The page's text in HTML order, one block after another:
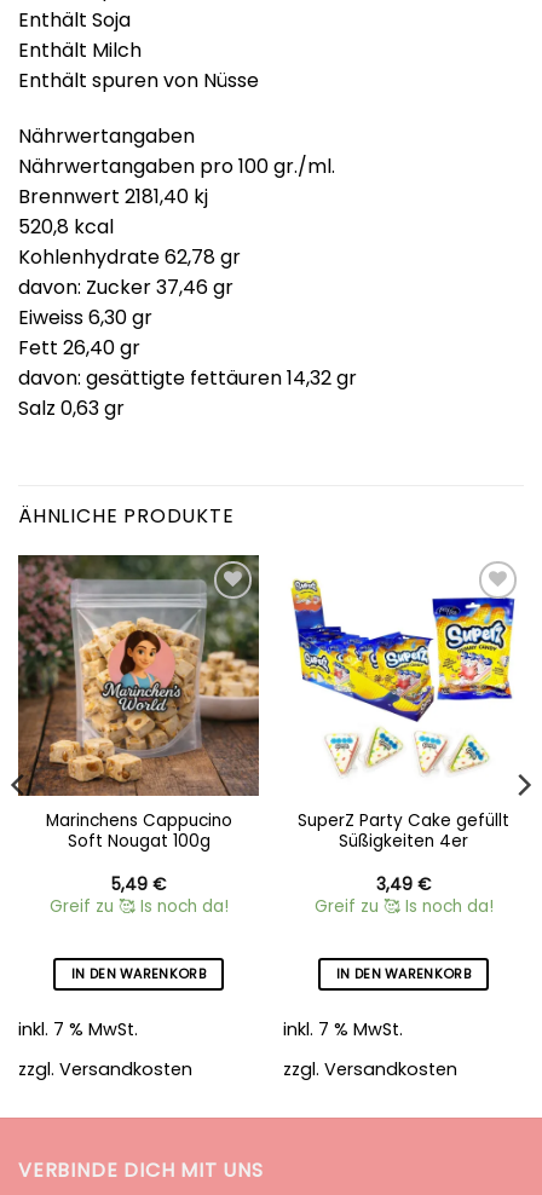
Enthält Soja
Enthält Milch
Enthält spuren von Nüsse
Nährwertangaben
Nährwertangaben pro 100 gr./ml.
Brennwert 2181,40 kj
520,8 kcal
Kohlenhydrate 62,78 gr
davon: Zucker 37,46 gr
Eiweiss 6,30 gr
Fett 26,40 gr
davon: gesättigte fettäuren 14,32 gr
Salz 0,63 gr
ÄHNLICHE PRODUKTE
Add to
wishlist
Marinchens Cappucino
Soft Nougat 100g
5,49 €
Greif zu 🥰 Is noch da!
IN DEN WARENKORB
inkl. 7 % MwSt.
zzgl. Versandkosten
Add to
wishlist
SuperZ Party Cake gefüllt
Süßigkeiten 4er
3,49 €
Greif zu 🥰 Is noch da!
IN DEN WARENKORB
inkl. 7 % MwSt.
zzgl. Versandkosten
VERBINDE DICH MIT UNS